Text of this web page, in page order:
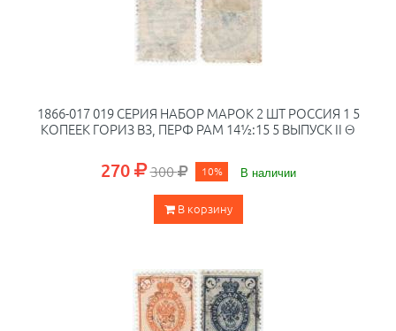
1866-017 019 СЕРИЯ НАБОР МАРОК 2 ШТ РОССИЯ 1 5
КОПЕЕК ГОРИЗ ВЗ, ПЕРФ РАМ 14½:15 5 ВЫПУСК II Θ
270 300 10% В наличии
В корзину